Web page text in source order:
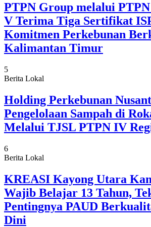
PTPN Group melalui
V Terima Tiga Sertifikat
Komitmen Perkebunan
Kalimantan Timur
5
Berita Lokal
Holding Perkebunan
Pengelolaan Sampah di
Melalui TJSL PTPN IV
6
Berita Lokal
KREASI Kayong Utara
Wajib Belajar 13 Tahun,
Pentingnya PAUD
Dini